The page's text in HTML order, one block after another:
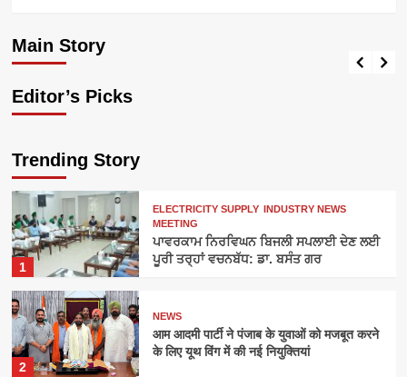
Main Story
admin August 8, 2026
Editor’s Picks
Trending Story
1
ELECTRICITY SUPPLY INDUSTRY NEWS
MEETING
ਪਾਵਰਕਾਮ ਨਿਰਵਿਘਨ ਬਿਜਲੀ ਸਪਲਾਈ ਦੇਣ ਲਈ
ਪੂਰੀ ਤਰ੍ਹਾਂ ਵਚਨਬੱਧ: ਡਾ. ਬਸੰਤ ਗਰ
2
NEWS
आम आदमी पार्टी ने पंजाब के युवाओं को मजबूत करने
के लिए यूथ विंग में की नई नियुक्तियां